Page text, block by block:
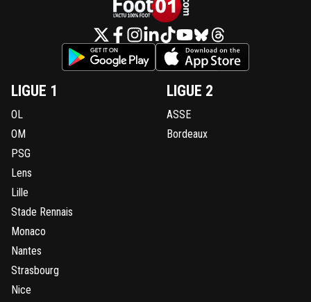
LIGUE 1
OL
OM
PSG
Lens
Lille
Stade Rennais
Monaco
Nantes
Strasbourg
Nice
LIGUE 2
ASSE
Bordeaux